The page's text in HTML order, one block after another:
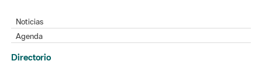
Noticias
Agenda
Directorio